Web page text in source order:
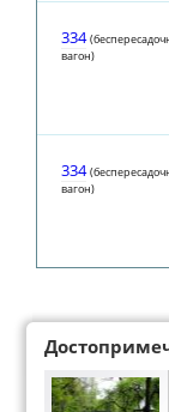
334
вагон)
334
вагон)